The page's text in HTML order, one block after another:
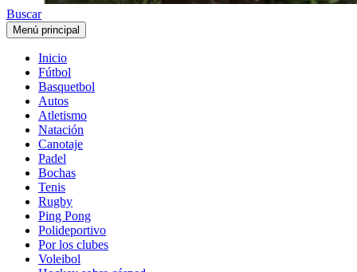
Buscar
Menú principal
Inicio
Fútbol
Basquetbol
Autos
Atletismo
Natación
Canotaje
Padel
Bochas
Tenis
Rugby
Ping Pong
Polideportivo
Por los clubes
Voleibol